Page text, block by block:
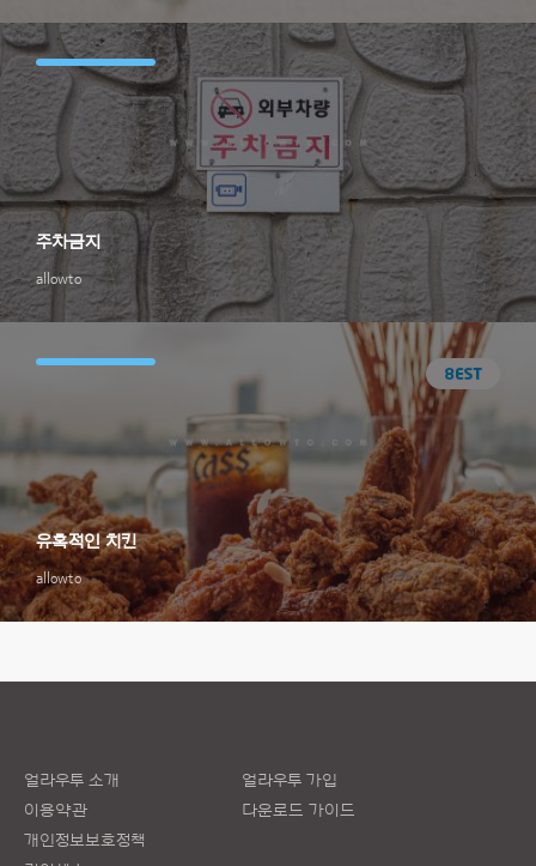
allowto
주차금지
allowto
유혹적인 치킨
얼라우투 소개
이용약관
개인정보보호정책
얼라우투 가입
다운로드 가이드